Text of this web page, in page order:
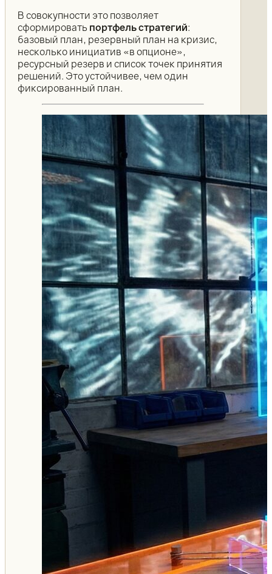
В совокупности это позволяет
сформировать портфель стратегий:
базовый план, резервный план на кризис,
несколько инициатив «в опционе»,
ресурсный резерв и список точек принятия
решений. Это устойчивее, чем один
фиксированный план.